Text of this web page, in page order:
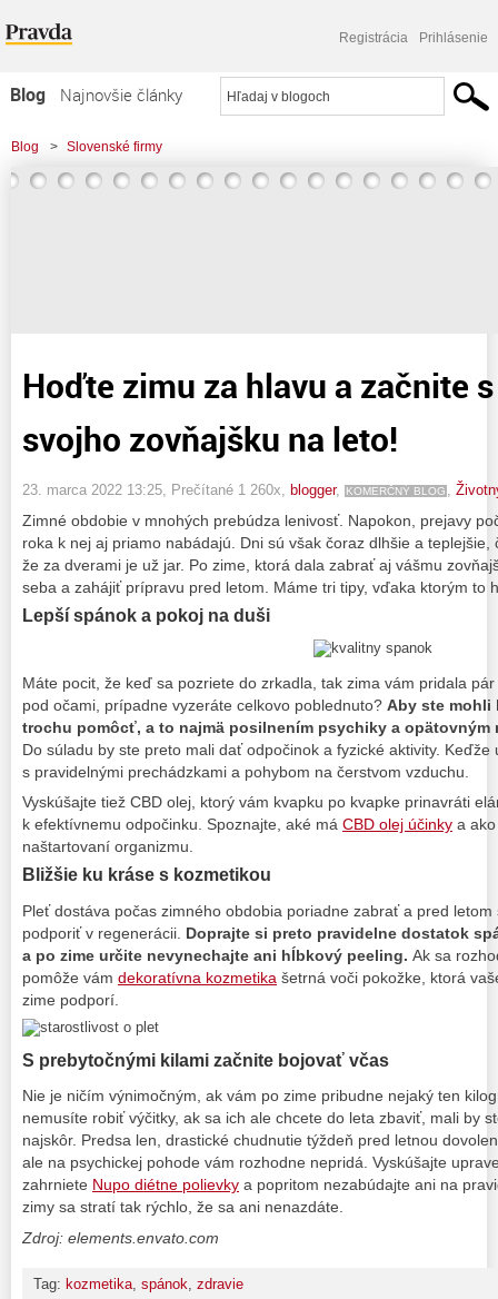
Registrácia Prihlásenie
Blog
Najnovšie články
Najčítanejšie články
Najkomentovanejšie články
Blog > Slovenské firmy
> Hoďte zimu za hlavu a začnite s prípravou svojho zovňajšku na leto!
Hoďte zimu za hlavu a začnite
svojho zovňajšku na leto!
23. marca 2022 13:25 , Prečítané 1 260x, blogger, KOMERČNÝ BLOG
Zimné obdobie v mnohých prebúdza lenivosť. Napokon, prejavy
roka k nej aj priamo nabádajú. Dni sú však čoraz dlhšie a
že za dverami je už jar. Po zime, ktorá dala zabrať aj vášmu
seba a zahájiť prípravu pred letom. Máme tri tipy, vďaka ktorým to
Lepší spánok a pokoj na duši
Máte pocit, že keď sa pozriete do zrkadla, tak zima vám pridala
pod očami, prípadne vyzeráte celkovo poblednuto? Aby ste mohli
trochu pomôcť, a to najmä posilnením psychiky a opätovným
Do súladu by ste preto mali dať odpočinok a fyzické aktivity.
s pravidelnými prechádzkami a pohybom na čerstvom vzduchu.
Vyskúšajte tiež CBD olej, ktorý vám kvapku po kvapke prinavráti
k efektívnemu odpočinku. Spoznajte, aké má CBD olej účinky a
naštartovaní organizmu.
Bližšie ku kráse s kozmetikou
Pleť dostáva počas zimného obdobia poriadne zabrať a pred
podporiť v regenerácii. Doprajte si preto pravidelne dostatok
a po zime určite nevynechajte ani hĺbkový peeling. Ak sa
pomôže vám dekoratívna kozmetika šetrná voči pokožke, ktorá
zime podporí.
S prebytočnými kilami začnite bojovať včas
Nie je ničím výnimočným, ak vám po zime pribudne nejaký ten
nemusíte robiť výčitky, ak sa ich ale chcete do leta zbaviť, mali by
najskôr. Predsa len, drastické chudnutie týždeň pred letnou
ale na psychickej pohode vám rozhodne nepridá. Vyskúšajte
zahrniete Nupo diétne polievky a popritom nezabúdajte ani na
zimy sa stratí tak rýchlo, že sa ani nenazdáte.
Zdroj: elements.envato.com
Tag: kozmetika spánok zdravie